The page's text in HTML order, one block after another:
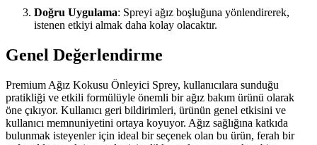
Doğru Uygulama: Spreyi ağız boşluğuna yönlendirerek,
istenen etkiyi almak daha kolay olacaktır.
Genel Değerlendirme
Premium Ağız Kokusu Önleyici Sprey, kullanıcılara sunduğu
pratikliği ve etkili formülüyle önemli bir ağız bakım ürünü olarak
öne çıkıyor. Kullanıcı geri bildirimleri, ürünün genel etkisini ve
kullanıcı memnuniyetini ortaya koyuyor. Ağız sağlığına katkıda
bulunmak isteyenler için ideal bir seçenek olan bu ürün, ferah bir